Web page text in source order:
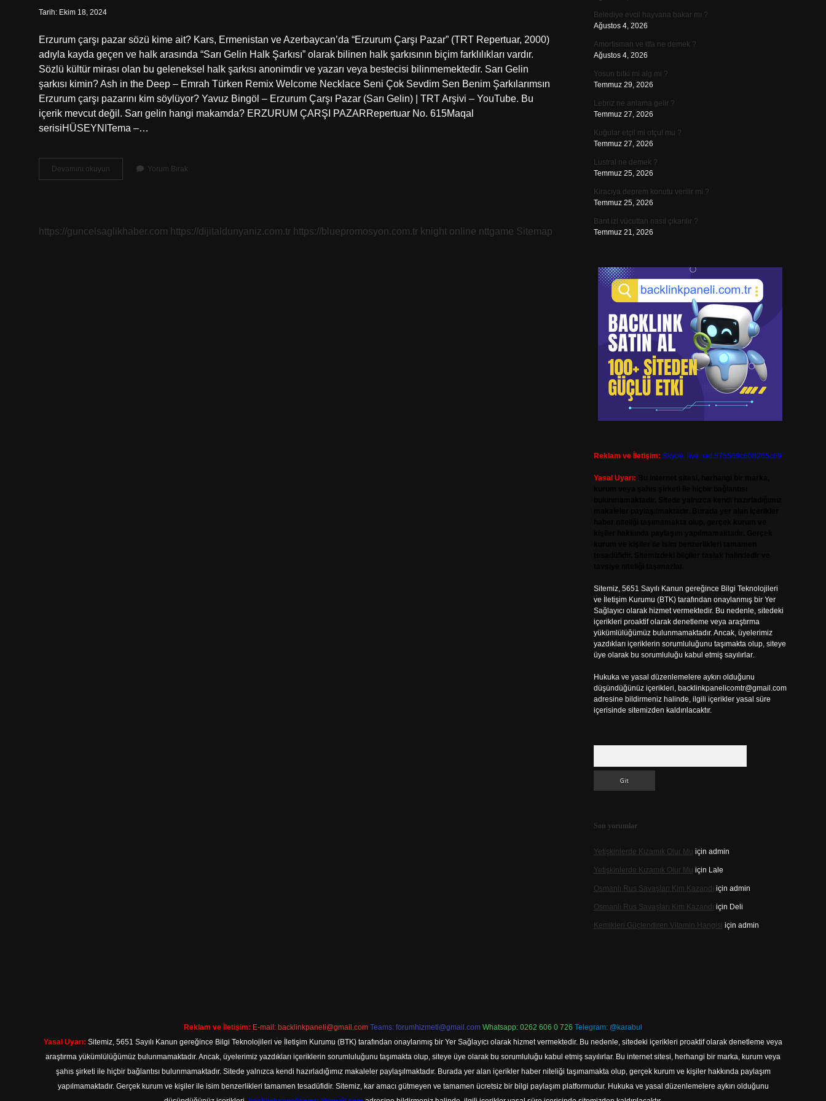
Tarih: Ekim 18, 2024
Erzurum çarşı pazar sözü kime ait? Kars, Ermenistan ve Azerbaycan’da “Erzurum Çarşı Pazar” (TRT Repertuar, 2000)
adıyla kayda geçen ve halk arasında “Sarı Gelin Halk Şarkısı” olarak bilinen halk şarkısının biçim farklılıkları vardır.
Sözlü kültür mirası olan bu geleneksel halk şarkısı anonimdir ve yazarı veya bestecisi bilinmemektedir. Sarı Gelin
şarkısı kimin? Ash in the Deep – Emrah Türken Remix Welcome Necklace Seni Çok Sevdim Sen Benim Şarkılarımsın
Erzurum çarşı pazarını kim söylüyor? Yavuz Bingöl – Erzurum Çarşı Pazar (Sarı Gelin) | TRT Arşivi – YouTube. Bu
içerik mevcut değil. Sarı gelin hangi makamda? ERZURUM ÇARŞI PAZARRepertuar No. 615Maqal
serisiHÜSEYNITema –…
Devamını okuyun Erzurum
Çarşı
Yorum Bırak
https://guncelsaglikhaber.com https://dijitaldunyaniz.com.tr https://bluepromosyon.com.tr knight online nttgame Sitemap
Belediye evcil hayvana bakar mı ?
Ağustos 4, 2026
Amortisman ve itfa ne demek ?
Ağustos 4, 2026
Yosun bitki mi alg mi ?
Temmuz 29, 2026
Lebriz ne anlama gelir ?
Temmuz 27, 2026
Kuğular etçil mi otçul mu ?
Temmuz 27, 2026
Lustral ne demek ?
Temmuz 25, 2026
Kiracıya deprem konutu verilir mi ?
Temmuz 25, 2026
Bant izi vücuttan nasıl çıkarılır ?
Temmuz 21, 2026
Reklam ve İletişim: Skype: live:.cid.575569c608265c69
Yasal Uyarı:
Sitemiz, 5651 Sayılı Kanun gereğince Bilgi Teknolojileri
ve İletişim Kurumu (BTK) tarafından onaylanmış bir Yer
Sağlayıcı olarak hizmet vermektedir. Bu nedenle, sitedeki
içerikleri proaktif olarak denetleme veya araştırma
yükümlülüğümüz bulunmamaktadır. Ancak, üyelerimiz
yazdıkları içeriklerin sorumluluğunu taşımakta olup, siteye
üye olarak bu sorumluluğu kabul etmiş sayılırlar.
Hukuka ve yasal düzenlemelere aykırı olduğunu
düşündüğünüz içerikleri, backlinkpanelicomtr@gmail.com
adresine bildirmeniz halinde, ilgili içerikler yasal süre
içerisinde sitemizden kaldırılacaktır.
Son yorumlar
Yetişkinlerde Kızamık Olur Mu için admin
Yetişkinlerde Kızamık Olur Mu için Lale
Osmanlı Rus Savaşları Kim Kazandı için admin
Osmanlı Rus Savaşları Kim Kazandı için Deli
Kemikleri Güçlendiren Vitamin Hangisi için admin
Reklam ve İletişim: E-mail: backlinkpaneli@gmail.com Teams: forumhizmeti@gmail.com Whatsapp: 0262 606 0 726 Telegram: @karabul
Yasal Uyarı: Sitemiz, 5651 Sayılı Kanun gereğince Bilgi Teknolojileri ve İletişim Kurumu (BTK) tarafından onaylanmış bir Yer Sağlayıcı olarak hizmet vermektedir. Bu nedenle, sitedeki içerikleri proaktif olarak denetleme veya
araştırma yükümlülüğümüz bulunmamaktadır. Ancak, üyelerimiz yazdıkları içeriklerin sorumluluğunu taşımakta olup, siteye üye olarak bu sorumluluğu kabul etmiş sayılırlar. Bu internet sitesi, herhangi bir marka, kurum veya
şahıs şirketi ile hiçbir bağlantısı bulunmamaktadır. Sitede yalnızca kendi hazırladığımız makaleler paylaşılmaktadır. Burada yer alan içerikler haber niteliği taşımamakta olup, gerçek kurum ve kişiler hakkında paylaşım
yapılmamaktadır. Gerçek kurum ve kişiler ile isim benzerlikleri tamamen tesadüfidir. Sitemiz, kar amacı gütmeyen ve tamamen ücretsiz bir bilgi paylaşım platformudur. Hukuka ve yasal düzenlemelere aykırı olduğunu